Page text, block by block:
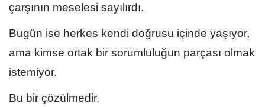
çarşının meselesi sayılırdı.
Bugün ise herkes kendi doğrusu içinde yaşıyor,
ama kimse ortak bir sorumluluğun parçası olmak
istemiyor.
Bu bir çözülmedir.